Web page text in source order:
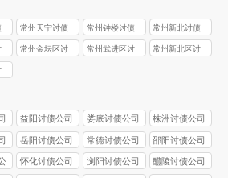
常州天宁讨债
公司
常州钟楼讨债
公司
常州新北讨债
公司
常州金坛区讨
常州武进区讨
常州新北区讨
益阳讨债公司 娄底讨债公司 株洲讨债公司
岳阳讨债公司 常德讨债公司 邵阳讨债公司
怀化讨债公司 浏阳讨债公司 醴陵讨债公司